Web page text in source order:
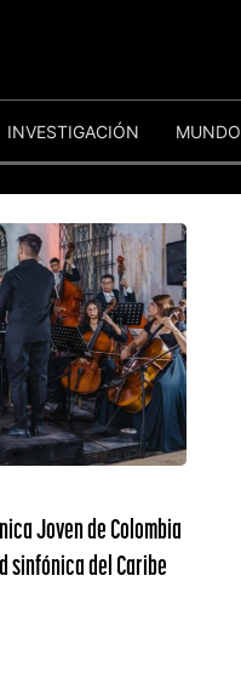
INVESTIGACIÓN MUNDO
Joven de Colombia
sinfónica del Caribe